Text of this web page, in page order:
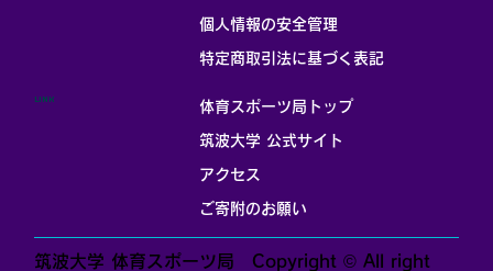
体育スポーツ局トップ
筑波大学 公式サイト
アクセス
ご寄附のお願い
LINK
個人情報の安全管理
​特定商取引法に基づく表記
筑波大学 体育スポーツ局 Copyright © All right